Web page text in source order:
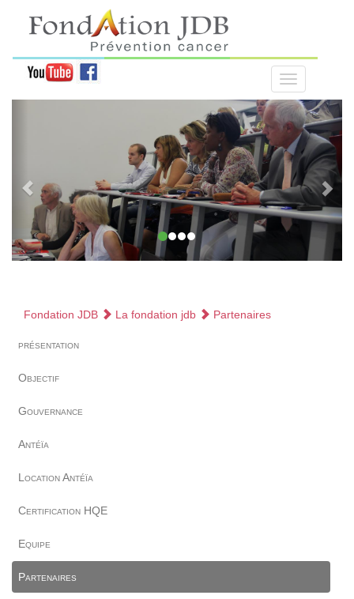
Fondation JDB La fondation jdb Partenaires
présentation
Objectif
Gouvernance
Antéïa
Location Antéïa
Certification HQE
Equipe
Partenaires